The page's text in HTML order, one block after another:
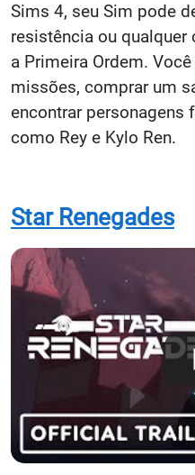
Sims 4, seu Sim pode
resistência ou
a Primeira Ordem.
missões, comprar um
encontrar personagens
como Rey e Kylo Ren.
Star Renegades